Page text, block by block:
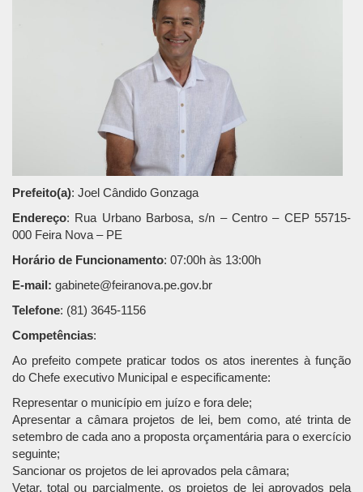
Prefeito(a): Joel Cândido Gonzaga
Endereço: Rua Urbano Barbosa, s/n – Centro – CEP 55715-
000 Feira Nova – PE
Horário de Funcionamento: 07:00h às 13:00h
E-mail: gabinete@feiranova.pe.gov.br
Telefone: (81) 3645-1156
Competências:
Ao prefeito compete praticar todos os atos inerentes à função
do Chefe executivo Municipal e especificamente:
Representar o município em juízo e fora dele;
Apresentar a câmara projetos de lei, bem como, até trinta de
setembro de cada ano a proposta orçamentária para o exercício
seguinte;
Sancionar os projetos de lei aprovados pela câmara;
Vetar, total ou parcialmente, os projetos de lei aprovados pela